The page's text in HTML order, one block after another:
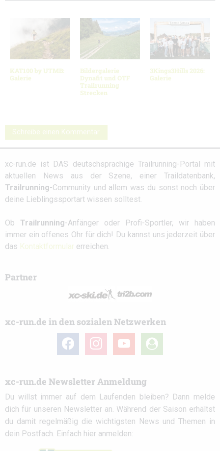
KAT100 by UTMB:
Galerie
Bildergalerie
Dynafit und OTF
Trailrunning
Strecken
3Kings3Hills 2026:
Galerie
Schreibe einen Kommentar
xc-run.de ist DAS deutschsprachige Trailrunning-Portal mit
aktuellen News aus der Szene, einer Traildatenbank,
Trailrunning-Community und allem was du sonst noch über
deine Lieblingssportart wissen solltest.
Ob Trailrunning-Anfänger oder Profi-Sportler, wir haben
immer ein offenes Ohr für dich! Du kannst uns jederzeit über
das Kontaktformular erreichen.
Partner
xc-run.de in den sozialen Netzwerken
facebook instagramyoutube
user-
circle
xc-run.de Newsletter Anmeldung
Du willst immer auf dem Laufenden bleiben? Dann melde
dich für unseren Newsletter an. Während der Saison erhältst
du damit regelmäßig die wichtigsten News und Themen in
dein Postfach. Einfach hier anmelden: